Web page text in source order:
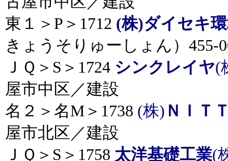
東１＞P＞1712 (株)ダイセキ
きょうそりゅーしょん）
ＪＱ＞S＞1724 シンクレイヤ(
屋市中区／建設
名２＞名M＞1738 (株) ＮＩＴ
屋市北区／建設
ＪＱ＞S＞1758 太洋基礎工業(